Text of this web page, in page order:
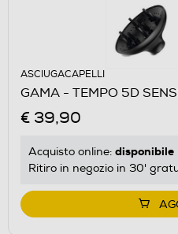
ASCIUGACAPELLI
GAMA - TEMPO 5D
€ 39,90
Acquisto online: disponibile
Ritiro in negozio in 30'